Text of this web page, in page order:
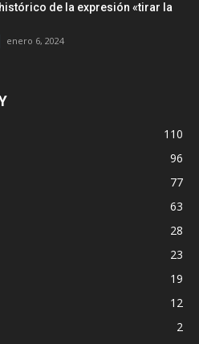
de la expresión «tirar la
enero 6, 2024
110
96
77
63
28
23
19
12
2